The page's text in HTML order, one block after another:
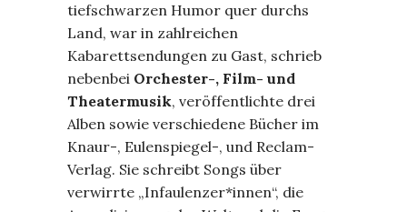
tiefschwarzen Humor quer durchs
Land, war in zahlreichen
Kabarettsendungen zu Gast, schrieb
nebenbei Orchester-, Film- und
Theatermusik, veröffentlichte drei
Alben sowie verschiedene Bücher im
Knaur-, Eulenspiegel-, und Reclam-
Verlag. Sie schreibt Songs über
verwirrte „Infaulenzer*innen“, die